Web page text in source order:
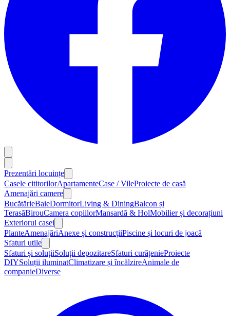
Prezentări locuințe
Casele cititorilorApartamenteCase / VileProiecte de casă
Amenajări camere
BucătărieBaieDormitorLiving & DiningBalcon și
TerasăBirouCamera copiilorMansardă & HolMobilier și decorațiuni
Exteriorul casei
PlanteAmenajăriAnexe și construcțiiPiscine și locuri de joacă
Sfaturi utile
Sfaturi și soluțiiSoluții depozitareSfaturi curățenieProiecte
DIYSoluții iluminatClimatizare și încălzireAnimale de
companieDiverse